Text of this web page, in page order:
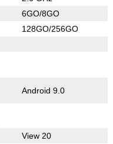
6GO/8GO
128GO/256GO
Android 9.0
View 20